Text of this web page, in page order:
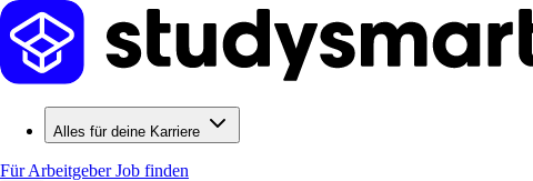
Alles für deine Karriere
Für ArbeitgeberJob finden